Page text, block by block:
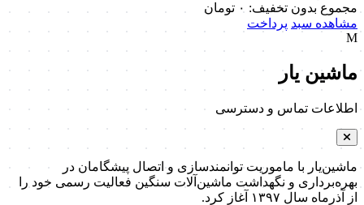
مجموع بدون تخفیف: ۰ تومان
مشاهده سبد پرداخت
M
ماشین یار
اطلاعات تماس و دسترسی
ماشین‌یار با ماموریت توانمندسازی و اتصال پیشگامان در
بهره‌برداری و نگهداشت ماشین‌آلات سنگین فعالیت رسمی خود را
از آذرماه سال ۱۳۹۷ آغاز کرد.